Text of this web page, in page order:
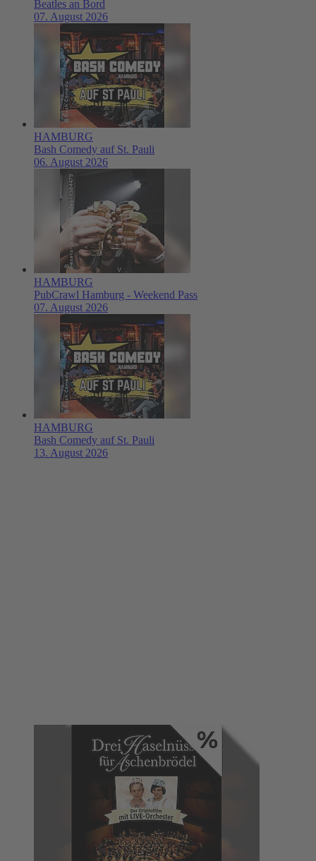
Beatles an Bord
07. August 2026
HAMBURG
Bash Comedy auf St. Pauli
06. August 2026
HAMBURG
PubCrawl Hamburg - Weekend Pass
07. August 2026
HAMBURG
Bash Comedy auf St. Pauli
13. August 2026